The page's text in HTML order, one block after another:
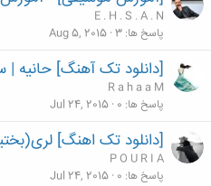
E . H . S . A . N
پاسخ ها 3
Aug 5, 2015
[دانلود تک آهنگ] حانیه |
R a h a a M
پاسخ ها 0
Jul 24, 2015
[دانلود تک اهنگ]
P O U R I A
پاسخ ها 0
Jul 24, 2015